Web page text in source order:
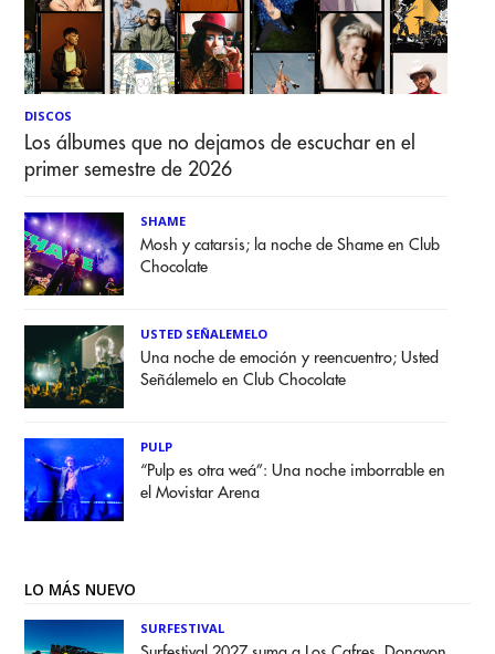
DISCOS
Los álbumes que no dejamos de escuchar en el
primer semestre de 2026
SHAME
Mosh y catarsis; la noche de Shame en Club
Chocolate
USTED SEÑALEMELO
Una noche de emoción y reencuentro; Usted
Señálemelo en Club Chocolate
PULP
“Pulp es otra weá”: Una noche imborrable en
el Movistar Arena
LO MÁS NUEVO
SURFESTIVAL